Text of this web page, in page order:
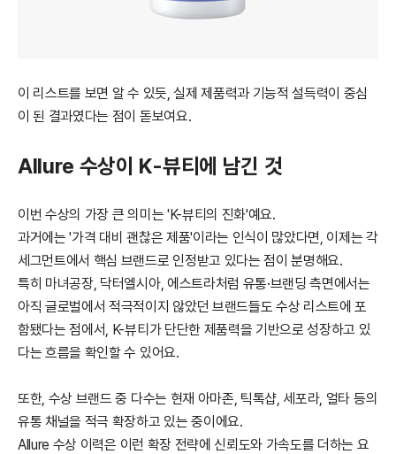
이 리스트를 보면 알 수 있듯, 실제 제품력과 기능적 설득력이 중심
이 된 결과였다는 점이 돋보여요.
Allure 수상이 K-뷰티에 남긴 것
이번 수상의 가장 큰 의미는 'K-뷰티의 진화'예요.
과거에는 '가격 대비 괜찮은 제품'이라는 인식이 많았다면, 이제는 각
세그먼트에서 핵심 브랜드로 인정받고 있다는 점이 분명해요.
특히 마녀공장, 닥터엘시아, 에스트라처럼 유통·브랜딩 측면에서는
아직 글로벌에서 적극적이지 않았던 브랜드들도 수상 리스트에 포
함됐다는 점에서, K-뷰티가 단단한 제품력을 기반으로 성장하고 있
다는 흐름을 확인할 수 있어요.
또한, 수상 브랜드 중 다수는 현재 아마존, 틱톡샵, 세포라, 얼타 등의
유통 채널을 적극 확장하고 있는 중이에요.
Allure 수상 이력은 이런 확장 전략에 신뢰도와 가속도를 더하는 요